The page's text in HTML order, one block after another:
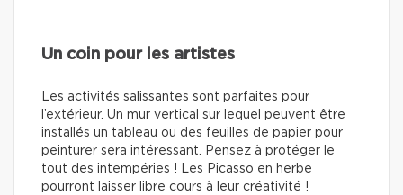
Un coin pour les artistes
Les activités salissantes sont parfaites pour
l’extérieur. Un mur vertical sur lequel peuvent être
installés un tableau ou des feuilles de papier pour
peinturer sera intéressant. Pensez à protéger le
tout des intempéries ! Les Picasso en herbe
pourront laisser libre cours à leur créativité !